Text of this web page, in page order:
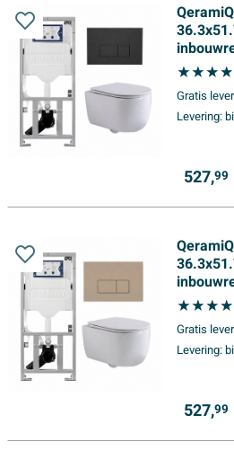
frame -
mat
Gratis
Levering:
527,99
frame -
mat
Gratis
Levering:
527,99